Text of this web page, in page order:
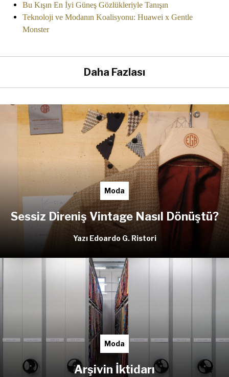
Bu Kışın En İyi Güneş Gözlükleriyle Tanışın
Teknoloji ve Modanın Koalisyonu: Huawei x Gentle
Monster
Daha Fazlası
Moda
Sessiz Direniş Vintage Nasıl Dönüştü?
Yazı Edoardo G. Ristori
Moda
Arşivin İktidarı